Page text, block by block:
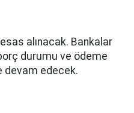
alınacak. Bankalar
durumu ve ödeme
devam edecek.